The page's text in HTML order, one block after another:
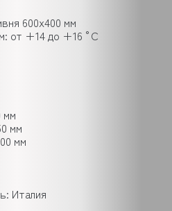
600x400 мм
от +14 до +16 °C
мм
мм
мм
Италия